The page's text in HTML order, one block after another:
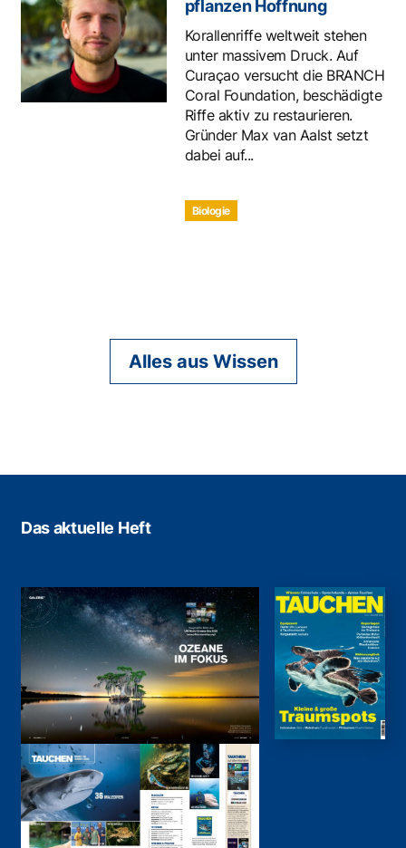
pflanzen Hoffnung
Korallenriffe weltweit stehen
unter massivem Druck. Auf
Curaçao versucht die BRANCH
Coral Foundation, beschädigte
Riffe aktiv zu restaurieren.
Gründer Max van Aalst setzt
dabei auf...
Biologie
Alles aus Wissen
Das aktuelle Heft